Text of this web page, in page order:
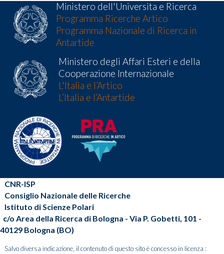
Ministero dell'Universita e Ricerca
Programma Ricerche Artico
Programma Nazionale di Ricerca in
Antartide
Ministero degli Affari Esteri e della
Cooperazione Internazionale
L'Italia e l’Artico
L’Italia e l’Antartide
CNR-ISP
Consiglio Nazionale delle Ricerche
Istituto di Scienze Polari
c/o Area della Ricerca di Bologna - Via P. Gobetti, 101 -
40129 Bologna (BO)
Salvo diversa indicazione, il contenuto di questo sito è concesso in licenza :